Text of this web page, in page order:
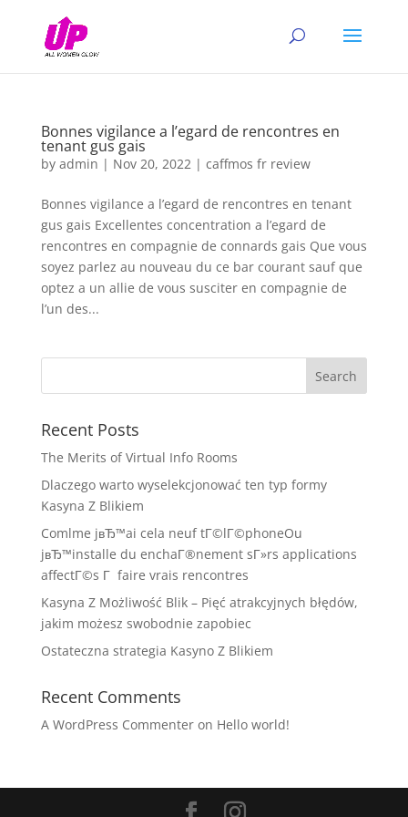
Bonnes vigilance a l’egard de rencontres en
tenant gus gais
by admin | Nov 20, 2022| caffmos fr review
Bonnes vigilance a l’egard de rencontres en tenant
gus gais Excellentes concentration a l’egard de
rencontres en compagnie de connards gais Que vous
soyez parlez au nouveau du ce bar courant sauf que
optez a un allie de vous susciter en compagnie de
l’un des...
Recent Posts
The Merits of Virtual Info Rooms
Dlaczego warto wyselekcjonować ten typ formy
Kasyna Z Blikiem
Comlme jвЂ™ai cela neuf tГ©lГ©phoneOu
jвЂ™installe du enchaГ®nement sГ»rs applications
affectГ©s Г faire vrais rencontres
Kasyna Z Możliwość Blik – Pięć atrakcyjnych błędów,
jakim możesz swobodnie zapobiec
Ostateczna strategia Kasyno Z Blikiem
Recent Comments
A WordPress Commenteron Hello world!